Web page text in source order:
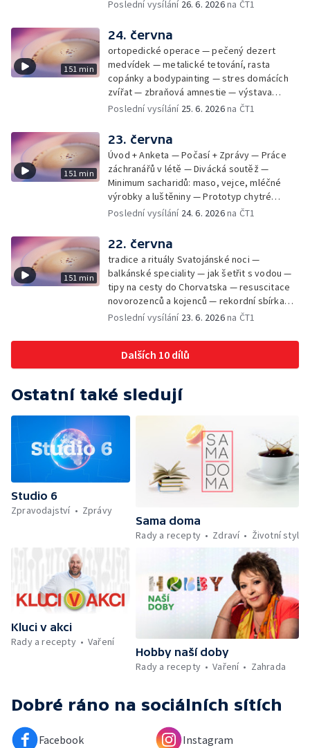
Poslední vysílání 26. 6. 2026na ČT1
151 min
24. června
ortopedické operace — pečený dezert
medvídek — metalické tetování, rasta
copánky a bodypainting — stres domácích
zvířat — zbraňová amnestie — výstava
mikrofotografií rostlin — fenomenální
Poslední vysílání 25. 6. 2026na ČT1
151 min
23. června
Úvod + Anketa — Počasí + Zprávy — Práce
záchranářů v létě — Divácká soutěž —
Minimum sacharidů: maso, vejce, mléčné
výrobky a luštěniny — Prototyp chytré
vložky do bot pro běžce — Anketa +
záchranářů v létě — Divácká soutěž —
Minimum sacharidů: maso, vejce, mléčné
výrobky a luštěniny — Jak se udržet v
kondici v létě bez posilovny — Prototyp
chytré vložky do bot pro běžce — Anketa +
aktuálně — Škola hrou — Upoutávka na další
vysílání — Počasí + Zprávy — Práce
Minimum sacharidů: maso, vejce, mléčné
výrobky a luštěniny — Mezinárodní folklórní
kondici v létě bez posilovny — Anketa +
Aktuálně — Škola hrou — Počasí — Prototyp
chytré vložky do bot pro běžce — Divácká
soutěž — Kniha veselých říkanek Hrátky se
zvířátky — Práce záchranářů v létě — Jak se
udržet v kondici v létě bez posilovny —
Škola hrou — Upoutávka na další vysílání —
Počasí + Zprávy — Mezinárodní folklórní
maso, vejce, mléčné výrobky a luštěniny —
Kniha veselých říkanek Hrátky se zvířátky —
Umělecký festival Pohoda 2026 —
Vyhodnocení ankety + ČT tipy —
Vyhodnocení divácké soutěže — Práce
záchranářů v létě
Poslední vysílání 24. 6. 2026na ČT1
151 min
22. června
tradice a rituály Svatojánské noci —
balkánské speciality — jak šetřit s vodou —
tipy na cesty do Chorvatska — resuscitace
novorozenců a kojenců — rekordní sbírka
velkých modelů aut — výroba šperků se
Poslední vysílání 23. 6. 2026na ČT1
Dalších 10 dílů
Ostatní také sledují
Studio 6
Zpravodajství
Zprávy
Sama doma
Rady a recepty
Zdraví Životní styl
Kluci v akci
Rady a recepty
Vaření
Hobby naší doby
Rady a recepty
Vaření Zahrada
Dobré ráno na sociálních sítích
Facebook Instagram